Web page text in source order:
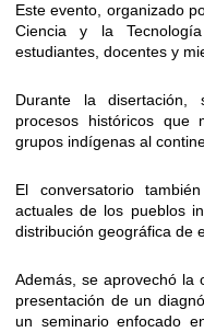
Este evento, organizado
Ciencia y la
estudiantes, docentes y
Durante la
procesos históricos que
grupos indígenas al
El conversatorio
actuales de los pueblos
distribución geográfica de
Además, se aprovechó la
presentación de un
un seminario enfocado